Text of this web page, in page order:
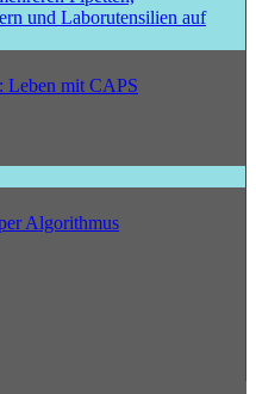
Leben mit CAPS
Algorithmus